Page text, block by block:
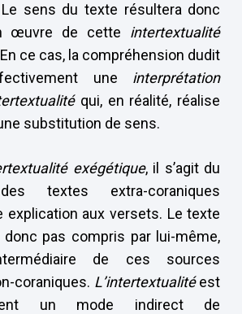
sens du texte résultera donc
œuvre de cette intertextualité
ce cas, la compréhension dudit
une interprétation
qui, en réalité, réalise
substitution de sens.
exégétique, il s’agit du
textes extra-coraniques
explication aux versets. Le texte
donc pas compris par lui-même,
de ces sources
coraniques. L’intertextualitéest
un mode indirect de